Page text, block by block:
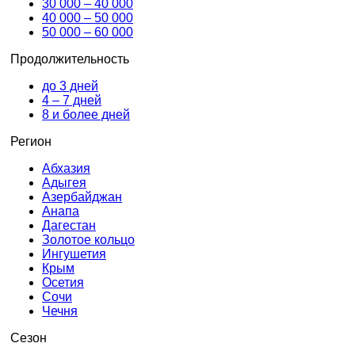
30 000 – 40 000
40 000 – 50 000
50 000 – 60 000
Продолжительность
до 3 дней
4 – 7 дней
8 и более дней
Регион
Абхазия
Адыгея
Азербайджан
Анапа
Дагестан
Золотое кольцо
Ингушетия
Крым
Осетия
Сочи
Чечня
Сезон